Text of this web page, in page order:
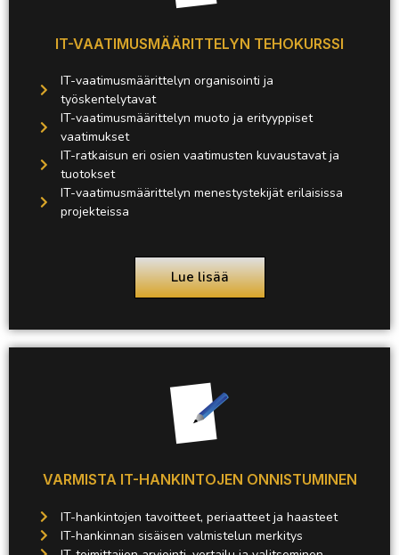
IT-VAATIMUSMÄÄRITTELYN TEHOKURSSI
IT-vaatimusmäärittelyn organisointi ja
työskentelytavat
IT-vaatimusmäärittelyn muoto ja erityyppiset
vaatimukset
IT-ratkaisun eri osien vaatimusten kuvaustavat ja
tuotokset
IT-vaatimusmäärittelyn menestystekijät erilaisissa
projekteissa
Lue lisää
VARMISTA IT-HANKINTOJEN ONNISTUMINEN
IT-hankintojen tavoitteet, periaatteet ja haasteet
IT-hankinnan sisäisen valmistelun merkitys